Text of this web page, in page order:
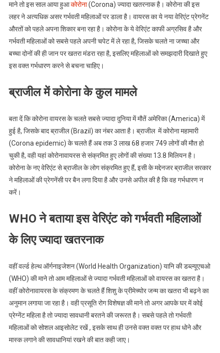
माने तो इस साल आया हुआकोरोना(Corona) ज्यादा खतरनाक है। कोरोना की इस
लहर ने अत्यधिक असर गर्भवती महिलाओं पर डाला है। वायरस का ये नया वेरिएंट प्रेगनेंट
औरतों को पहले अपना शिकार बना रहा है। कोरोना के ये वेरिएंट काफी अग्रसिव है और
गर्भवती महिलाओं को सबसे पहले अपनी चपेट में ले रहा है, जिसके चलते ना जच्चा और
बच्चा दोनों की ही जान पर खतरा मंडरा रहा है, इसलिए महिलाओं को समझदारी दिखाते हुए
इस वक्त गर्भधारण करने से बचना चाहिए।
ब्राजील में कोरोना के कुल मामले
बता दें कि कोरोना वायरस के चलते सबसे ज्यादा दुनिया में मौतें अमेरिका (America) में
हुई है, जिसके बाद ब्राजील (Brazil) का नंबर आता है। ब्राजील में कोरोना महामारी
(Corona epidemic) के चलते हैं अब तक 3 लाख 68 हजार 749 लोगों की मौत हो
चुकी है, वही यहां कोरोनावायरस से संक्रमित हुए लोगों की संख्या 13.8 मिलियन है।
कोरोना के नए वेरिएंट से ब्राजील के लोग संक्रमित हुए हैं, इसी के मद्देनजर ब्राजील सरकार
ने महिलाओं की प्रेगनेंसी पर बैन लगा दिया है और उनसे अपील की है कि वह गर्भधारण न
करें।
WHO ने बताया इस वेरिएंट को गर्भवती महिलाओं
के लिए ज्यादा खतरनाक
वहीं वर्ल्ड हेल्थ ऑर्गनाइजेशन (World Health Organization) यानि की डब्ल्यूएचओ
(WHO) की माने तो आम महिलाओं से ज्यादा गर्भवती महिलाओं को वायरस का खतरा है।
वहीं कोरोनावायरस के संक्रमण के चलते हैं शिशु के प्रीमेच्योर जन्म का खतरा भी बढ़ने का
अनुमान लगाया जा रहा है। वही प्रसूति रोग विशेषज्ञ की माने तो अगर आपके घर में कोई
प्रेग्नेंट महिला है तो ज्यादा सावधानी बरतने की जरूरत है। सबसे पहले तो गर्भवती
महिलाओं को सोशल आइसोलेट रखें , इसके साथ ही उनसे वक्त वक्त पर हाथ धोने और
मास्क लगाने की सावधानियां रखने की बात कही जाए।